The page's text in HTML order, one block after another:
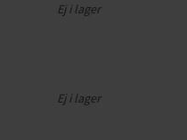
Ej i lager
Ej i lager